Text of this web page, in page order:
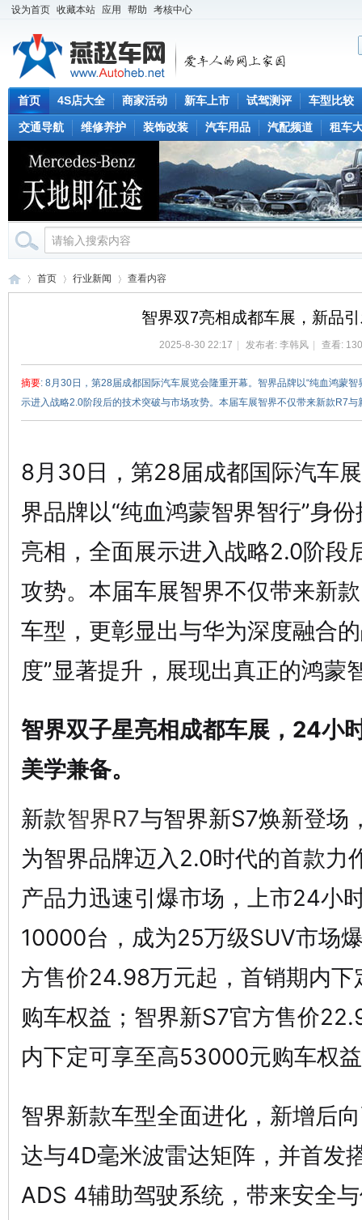
设为首页 收藏本站 应用 帮助 考核中心
首页 4S店大全 商家活动 新车上市 试驾测评 车型比较
交通导航 维修养护 装饰改装 汽车用品 汽配频道 租车
首页 行业新闻 查看内容
智界双7亮相成都车展，新品
2025-8-30 22:17 发布者: 李韩风 查看:
摘要: 8月30日，第28届成都国际汽车展览会隆重开幕。智界品牌以“纯血鸿蒙
示进入战略2.0阶段后的技术突破与市场攻势。本届车展智界不仅带来新款R7与
8月30日，第28届成都国际汽车
界品牌以“纯血鸿蒙智界智行”身
亮相，全面展示进入战略2.0阶段
攻势。本届车展智界不仅带来新
车型，更彰显出与华为深度融合
度”显著提升，展现出真正的鸿蒙
智界双子星亮相成都车展，24小
美学兼备。
新款智界R7与智界新S7焕新登场
为智界品牌迈入2.0时代的首款力
产品力迅速引爆市场，上市24小
10000台，成为25万级SUV市场
方售价24.98万元起，首销期内
购车权益；智界新S7官方售价
内下定可享至高53000元购车权
智界新款车型全面进化，新增后
达与4D毫米波雷达矩阵，并首发
ADS 4辅助驾驶系统，带来安全